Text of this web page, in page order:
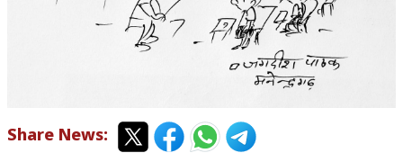
Share News: